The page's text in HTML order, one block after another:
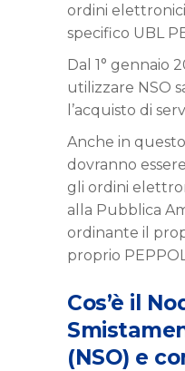
ordini
specifico UBL
Dal 1° gennaio
utilizzare NSO
l’acquisto di
Anche in
dovranno
gli ordini
alla Pubblica
ordinante il
proprio
Cos’è il
(NSO) e